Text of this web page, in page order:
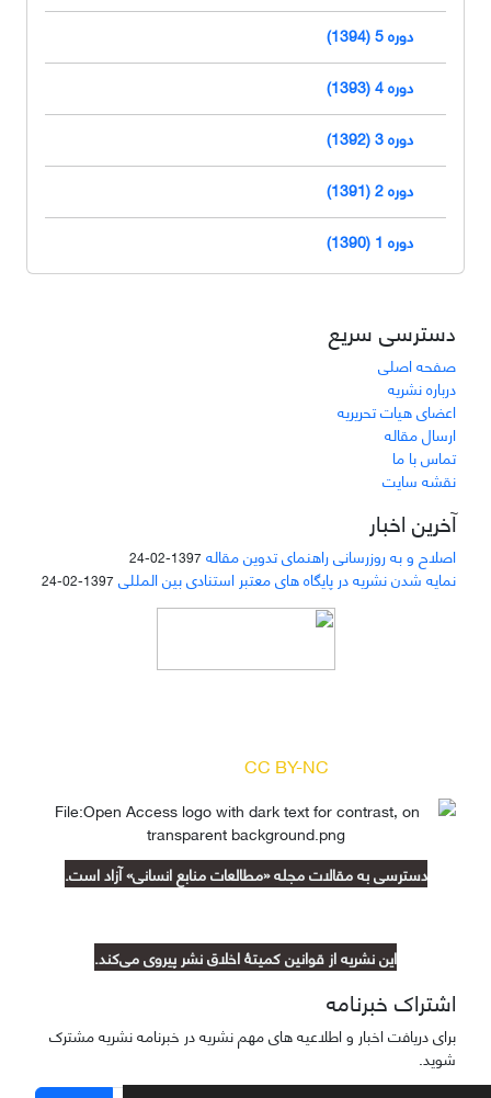
دوره 5 (1394)
دوره 4 (1393)
دوره 3 (1392)
دوره 2 (1391)
دوره 1 (1390)
دسترسی سریع
صفحه اصلی
درباره نشریه
اعضای هیات تحریریه
ارسال مقاله
تماس با ما
نقشه سایت
آخرین اخبار
اصلاح و به روزرسانی راهنمای تدوین مقاله 1397-02-24
نمایه شدن نشریه در پایگاه های معتبر استنادی بین المللی 1397-02-24
CC BY-NC
دسترسی به مقالات مجله «مطالعات منابع انسانی» آزاد است.
این نشریه از قوانین کمیتۀ اخلاق نشر پیروی می‌کند.
اشتراک خبرنامه
برای دریافت اخبار و اطلاعیه های مهم نشریه در خبرنامه نشریه مشترک
شوید.